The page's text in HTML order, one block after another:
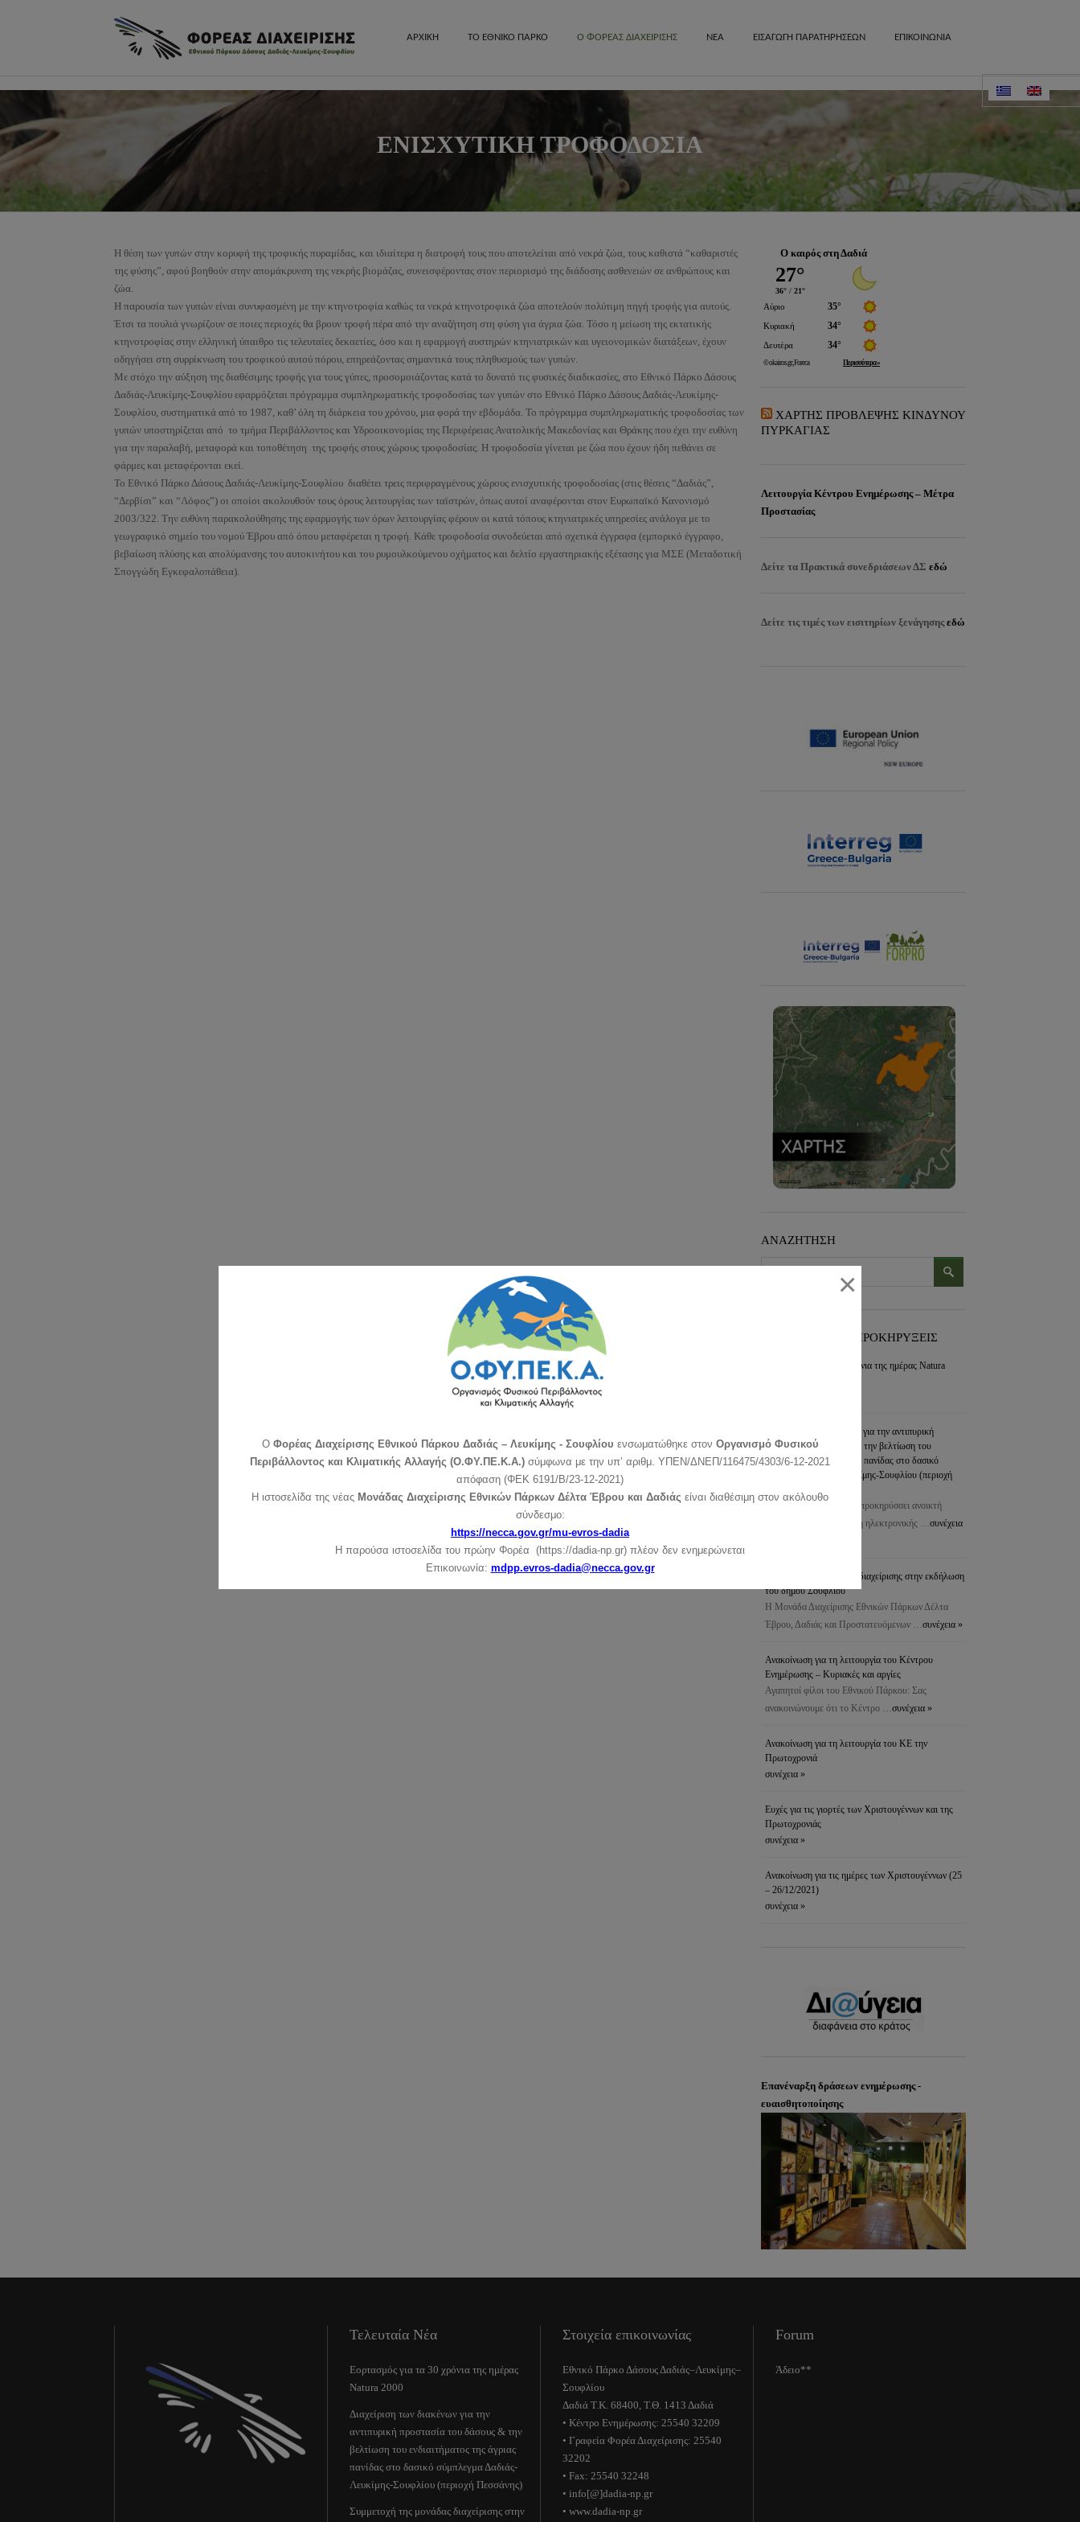
ΑΡΧΙΚΗ ΤΟ ΕΘΝΙΚΟ ΠΑΡΚΟ
Γεωλογία-Μορφολογία
Χλωρίδα-Βλάστηση
Οικονομία-Δραστηριότητες
Ιστορικά μνημεία
Πόλεις και χωριά
Θρησκευτικά στοιχεία
Ο ΦΟΡΕΑΣ ΔΙΑΧΕΙΡΙΣΗΣ ΝΕΑ ΕΙΣΑΓΩΓΗ ΠΑΡΑΤΗΡΗΣΕΩΝ ΕΠΙΚΟΙΝΩΝΙΑ
ΕΝΙΣΧΥΤΙΚΗ ΤΡΟΦΟΔΟΣΙΑ
Η θέση των γυπών στην κορυφή της τροφικής πυραμίδας, και ιδιαίτερα η διατροφή τους που αποτελείται από νεκρά ζώα, τους καθιστά “καθαριστές
της φύσης”, αφού βοηθούν στην απομάκρυνση της νεκρής βιομάζας, συνεισφέροντας στον περιορισμό της διάδοσης ασθενειών σε ανθρώπους και
ζώα.
Η παρουσία των γυπών είναι συνυφασμένη με την κτηνοτροφία καθώς τα νεκρά κτηνοτροφικά ζώα αποτελούν πολύτιμη πηγή τροφής για αυτούς.
Έτσι τα πουλιά γνωρίζουν σε ποιες περιοχές θα βρουν τροφή πέρα από την αναζήτηση στη φύση για άγρια ζώα. Τόσο η μείωση της εκτατικής
κτηνοτροφίας στην ελληνική ύπαιθρο τις τελευταίες δεκαετίες, όσο και η εφαρμογή αυστηρών κτηνιατρικών και υγειονομικών διατάξεων, έχουν
οδηγήσει στη συρρίκνωση του τροφικού αυτού πόρου, επηρεάζοντας σημαντικά τους πληθυσμούς των γυπών.
Με στόχο την αύξηση της διαθέσιμης τροφής για τους γύπες, προσομοιάζοντας κατά το δυνατό τις φυσικές διαδικασίες, στο Εθνικό Πάρκο Δάσους
Δαδιάς-Λευκίμης-Σουφλίου εφαρμόζεται πρόγραμμα συμπληρωματικής τροφοδοσίας των γυπών στο Εθνικό Πάρκο Δάσους Δαδιάς-Λευκίμης-
Σουφλίου, συστηματικά από το 1987, καθ’ όλη τη διάρκεια του χρόνου, μια φορά την εβδομάδα. Το πρόγραμμα συμπληρωματικής τροφοδοσίας των
γυπών υποστηρίζεται από το τμήμα Περιβάλλοντος και Υδροοικονομίας της Περιφέρειας Ανατολικής Μακεδονίας και Θράκης που έχει την ευθύνη
για την παραλαβή, μεταφορά και τοποθέτηση της τροφής στους χώρους τροφοδοσίας. Η τροφοδοσία γίνεται με ζώα που έχουν ήδη πεθάνει σε
φάρμες και μεταφέρονται εκεί.
Το Εθνικό Πάρκο Δάσους Δαδιάς-Λευκίμης-Σουφλίου διαθέτει τρεις περιφραγμένους χώρους ενισχυτικής τροφοδοσίας (στις θέσεις “Δαδιάς”,
“Δερβίσι” και “Λόφος”) οι οποίοι ακολουθούν τους όρους λειτουργίας των ταϊστρών, όπως αυτοί αναφέρονται στον Ευρωπαϊκό Κανονισμό
2003/322. Την ευθύνη παρακολούθησης της εφαρμογής των όρων λειτουργίας φέρουν οι κατά τόπους κτηνιατρικές υπηρεσίες ανάλογα με το
γεωγραφικό σημείο του νομού Έβρου από όπου μεταφέρεται η τροφή. Κάθε τροφοδοσία συνοδεύεται από σχετικά έγγραφα (εμπορικό έγγραφο,
βεβαίωση πλύσης και απολύμανσης του αυτοκινήτου και του ρυμουλκούμενου οχήματος και δελτίο εργαστηριακής εξέτασης για ΜΣΕ (Μεταδοτική
Σπογγώδη Εγκεφαλοπάθεια).
Ο καιρός στη Δαδιά
ΧΑΡΤΗΣ ΠΡΟΒΛΕΨΗΣ ΚΙΝΔΥΝΟΥ
ΠΥΡΚΑΓΙΑΣ
Λειτουργία Κέντρου Ενημέρωσης – Μέτρα
Προστασίας
Δείτε τα Πρακτικά συνεδριάσεων ΔΣ εδώ
Δείτε τις τιμές των εισιτηρίων ξενάγησηςεδώ
ΑΝΑΖΗΤΗΣΗ
ΠΡΟΣΦΑΤΑ ΝΕΑ-ΠΡΟΚΗΡΥΞΕΙΣ
Εορτασμός για τα 30 χρόνια της ημέρας Natura
Διαχείριση των διακένων για την αντιπυρική
προστασία του δάσους & την βελτίωση του
ενδιαιτήματος της άγριας πανίδας στο δασικό
σύμπλεγμα Δαδιάς-Λευκίμης-Σουφλίου (περιοχή
Το Δασαρχείο Σουφλίου προκηρύσσει ανοικτή
διαδικασία για τη σύναψη ηλεκτρονικής …συνέχεια
Συμμετοχή της μονάδας διαχείρισης στην εκδήλωση
του δήμου Σουφλίου
Η Μονάδα Διαχείρισης Εθνικών Πάρκων Δέλτα
Έβρου, Δαδιάς και Προστατευόμενων …συνέχεια »
Ανακοίνωση για τη λειτουργία του Κέντρου
Ενημέρωσης – Κυριακές και αργίες
Αγαπητοί φίλοι του Εθνικού Πάρκου: Σας
ανακοινώνουμε ότι το Κέντρο …συνέχεια »
Ανακοίνωση για τη λειτουργία του ΚΕ την
Πρωτοχρονιά
συνέχεια »
Ευχές για τις γιορτές των Χριστουγέννων και της
Πρωτοχρονιάς
συνέχεια »
Ανακοίνωση για τις ημέρες των Χριστουγέννων (25
– 26/12/2021)
συνέχεια »
Επανέναρξη δράσεων ενημέρωσης -
ευαισθητοποίησης
Τελευταία Νέα
Εορτασμός για τα 30 χρόνια της ημέρας
Natura 2000
Διαχείριση των διακένων για την
αντιπυρική προστασία του δάσους & την
βελτίωση του ενδιαιτήματος της άγριας
πανίδας στο δασικό σύμπλεγμα Δαδιάς-
Λευκίμης-Σουφλίου (περιοχή Πεσσάνης)
Συμμετοχή της μονάδας διαχείρισης στην
Στοιχεία επικοινωνίας
Εθνικό Πάρκο Δάσους Δαδιάς–Λευκίμης–
Σουφλίου
Δαδιά Τ.Κ. 68400, Τ.Θ. 1413 Δαδιά
• Κέντρο Ενημέρωσης: 25540 32209
• Γραφεία Φορέα Διαχείρισης: 25540
32202
• Fax: 25540 32248
• info[@]dadia-np.gr
• www.dadia-np.gr
Forum
Άδειο**
×
O Φορέας Διαχείρισης Εθνικού Πάρκου Δαδιάς – Λευκίμης - Σουφλίου ενσωματώθηκε στον Οργανισμό Φυσικού
Περιβάλλοντος και Κλιματικής Αλλαγής (Ο.ΦΥ.ΠΕ.Κ.Α.) σύμφωνα με την υπ’ αριθμ. ΥΠΕΝ/ΔΝΕΠ/116475/4303/6-12-2021
απόφαση (ΦΕΚ 6191/Β/23-12-2021)
Η ιστοσελίδα της νέας Μονάδας Διαχείρισης Εθνικών Πάρκων Δέλτα Έβρου και Δαδιάς είναι διαθέσιμη στον ακόλουθο
σύνδεσμο:
https://necca.gov.gr/mu-evros-dadia
Η παρούσα ιστοσελίδα του πρώην Φορέα (https://dadia-np.gr) πλέον δεν ενημερώνεται
Επικοινωνία: mdpp.evros-dadia@necca.gov.gr